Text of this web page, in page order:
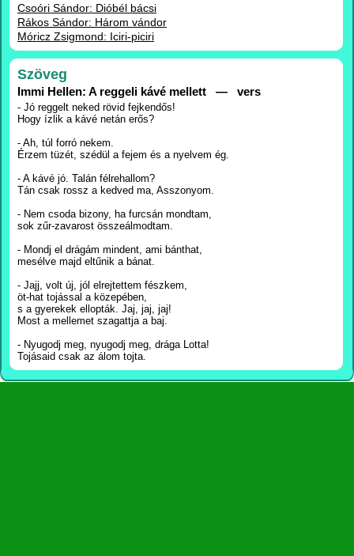
Csoóri Sándor: Dióbél bácsi
Rákos Sándor: Három vándor
Móricz Zsigmond: Iciri-piciri
Szöveg
Immi Hellen: A reggeli kávé mellett — vers
- Jó reggelt neked rövid fejkendős!
Hogy ízlik a kávé netán erős?
- Ah, túl forró nekem.
Érzem tüzét, szédül a fejem és a nyelvem ég.
- A kávé jó. Talán félrehallom?
Tán csak rossz a kedved ma, Asszonyom.
- Nem csoda bizony, ha furcsán mondtam,
sok zűr-zavarost összeálmodtam.
- Mondj el drágám mindent, ami bánthat,
mesélve majd eltűnik a bánat.
- Jajj, volt új, jól elrejtettem fészkem,
öt-hat tojással a közepében,
s a gyerekek ellopták. Jaj, jaj, jaj!
Most a mellemet szagattja a baj.
- Nyugodj meg, nyugodj meg, drága Lotta!
Tojásaid csak az álom tojta.